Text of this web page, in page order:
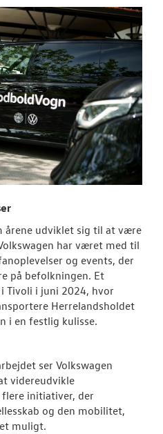
årene udviklet sig til at være
har været med til
og events, der
på befolkningen. Et
Tivoli i juni 2024, hvor
Herrelandsholdet
i en festlig kulisse.
ser Volkswagen
videreudvikle
initiativer, der
og den mobilitet,
muligt.